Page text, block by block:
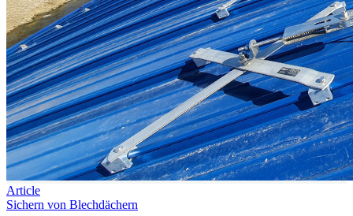
Article
Sichern von Blechdächern